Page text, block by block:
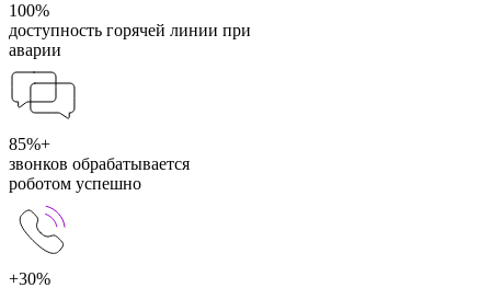
100%
доступность горячей линии при
аварии
85%+
звонков обрабатывается
роботом успешно
+30%